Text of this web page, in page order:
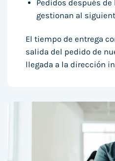
Pedidos después de
gestionan al
El tiempo de entrega
salida del pedido de
llegada a la dirección